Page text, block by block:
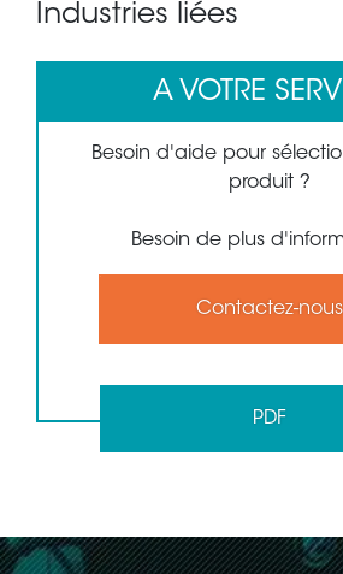
Industries liées
A VOTRE
Besoin d'aide pour
produit ?
Besoin de plus
Contactez-nous
PDF